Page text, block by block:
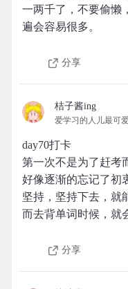
一两千了，不要偷懒
遍会容易很多。
分享
桔子酱ing
爱学习的人儿最可
day70打卡
第一次不是为了赶考
好像逐渐的忘记了初
坚持，坚持下去，就
而去背单词时候，就
分享